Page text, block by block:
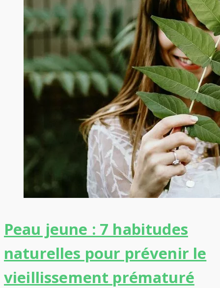
Peau jeune : 7 habitudes
naturelles pour prévenir le
vieillissement prématuré